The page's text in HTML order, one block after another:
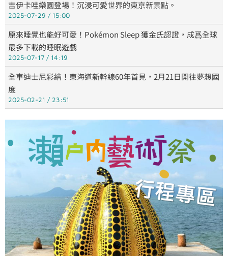
吉伊卡哇樂園登場！沉浸可愛世界的東京新景點。
2025-07-29 15:00
原來睡覺也能好可愛！Pokémon Sleep 獲金氏認證，成爲全球
最多下載的睡眠遊戲
2025-07-17 14:19
全車迪士尼彩繪！東海道新幹線60年首見，2月21日開往夢想國
度
2025-02-21 23:51